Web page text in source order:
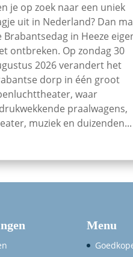
je op zoek naar een uniek
uit in Nederland? Dan
Brabantsedag in Heeze
ontbreken. Op zondag 30
2026 verandert het
dorp in één groot
waar
praalwagens,
muziek en duizenden...
Menu